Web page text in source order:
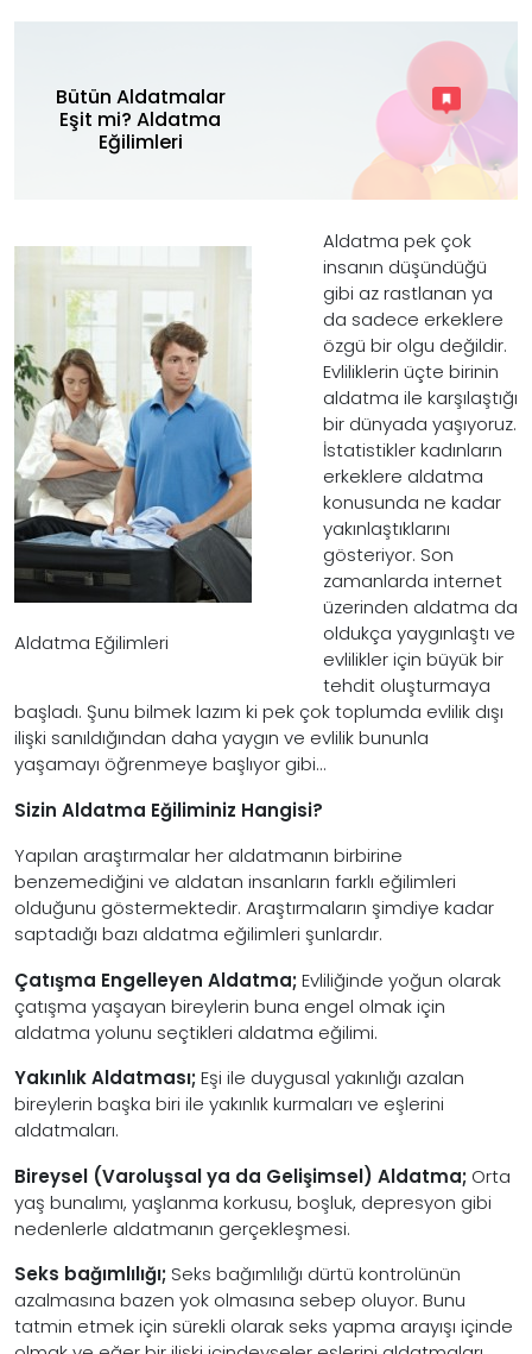
Bütün Aldatmalar
Eşit mi? Aldatma
Eğilimleri
Aldatma Eğilimleri
Aldatma pek çok
insanın düşündüğü
gibi az rastlanan ya
da sadece erkeklere
özgü bir olgu değildir.
Evliliklerin üçte birinin
aldatma ile karşılaştığı
bir dünyada yaşıyoruz.
İstatistikler kadınların
erkeklere aldatma
konusunda ne kadar
yakınlaştıklarını
gösteriyor. Son
zamanlarda internet
üzerinden aldatma da
oldukça yaygınlaştı ve
evlilikler için büyük bir
tehdit oluşturmaya
başladı. Şunu bilmek lazım ki pek çok toplumda evlilik dışı
ilişki sanıldığından daha yaygın ve evlilik bununla
yaşamayı öğrenmeye başlıyor gibi…
Sizin Aldatma Eğiliminiz Hangisi?
Yapılan araştırmalar her aldatmanın birbirine
benzemediğini ve aldatan insanların farklı eğilimleri
olduğunu göstermektedir. Araştırmaların şimdiye kadar
saptadığı bazı aldatma eğilimleri şunlardır.
Çatışma Engelleyen Aldatma;Evliliğinde yoğun olarak
çatışma yaşayan bireylerin buna engel olmak için
aldatma yolunu seçtikleri aldatma eğilimi.
Yakınlık Aldatması;Eşi ile duygusal yakınlığı azalan
bireylerin başka biri ile yakınlık kurmaları ve eşlerini
aldatmaları.
Bireysel (Varoluşsal ya da Gelişimsel) Aldatma; Orta
yaş bunalımı, yaşlanma korkusu, boşluk, depresyon gibi
nedenlerle aldatmanın gerçekleşmesi.
Seks bağımlılığı; Seks bağımlılığı dürtü kontrolünün
azalmasına bazen yok olmasına sebep oluyor. Bunu
tatmin etmek için sürekli olarak seks yapma arayışı içinde